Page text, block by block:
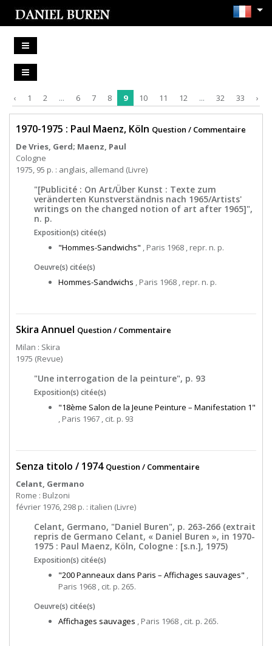
‹ 1 2 ... 6 7 8 9 10 11 12 ... 32 33 ›
1970-1975 : Paul Maenz, Köln Question / Commentaire
De Vries, Gerd; Maenz, Paul
Cologne
1975, 95 p. : anglais, allemand (Livre)
"[Publicité : On Art/Über Kunst : Texte zum
veränderten Kunstverständnis nach 1965/Artists'
writings on the changed notion of art after 1965]",
n. p.
Exposition(s) citée(s)
"Hommes-Sandwichs" , Paris 1968 , repr. n. p.
Oeuvre(s) citée(s)
Hommes-Sandwichs , Paris 1968 , repr. n. p.
Skira Annuel Question / Commentaire
Milan : Skira
1975 (Revue)
"Une interrogation de la peinture", p. 93
Exposition(s) citée(s)
"18ème Salon de la Jeune Peinture – Manifestation 1"
, Paris 1967 , cit. p. 93
Senza titolo / 1974 Question / Commentaire
Celant, Germano
Rome : Bulzoni
février 1976, 298 p. : italien (Livre)
Celant, Germano, "Daniel Buren", p. 263-266 (extrait
repris de Germano Celant, « Daniel Buren », in 1970-
1975 : Paul Maenz, Köln, Cologne : [s.n.], 1975)
Exposition(s) citée(s)
"200 Panneaux dans Paris – Affichages sauvages" ,
Paris 1968 , cit. p. 265.
Oeuvre(s) citée(s)
Affichages sauvages , Paris 1968 , cit. p. 265.